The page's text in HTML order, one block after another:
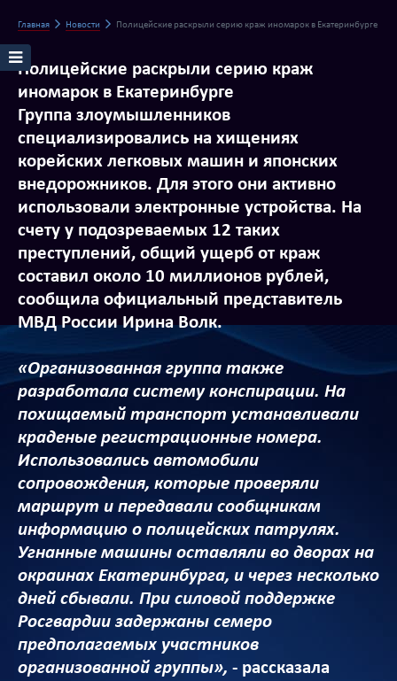
Главная Новости Полицейские раскрыли серию краж иномарок в Екатеринбурге
Полицейские раскрыли серию краж
иномарок в Екатеринбурге
Группа злоумышленников
специализировались на хищениях
корейских легковых машин и японских
внедорожников. Для этого они активно
использовали электронные устройства. На
счету у подозреваемых 12 таких
преступлений, общий ущерб от краж
составил около 10 миллионов рублей,
сообщила официальный представитель
МВД России Ирина Волк.
«Организованная группа также
разработала систему конспирации. На
похищаемый транспорт устанавливали
краденые регистрационные номера.
Использовались автомобили
сопровождения, которые проверяли
маршрут и передавали сообщникам
информацию о полицейских патрулях.
Угнанные машины оставляли во дворах на
окраинах Екатеринбурга, и через несколько
дней сбывали. При силовой поддержке
Росгвардии задержаны семеро
предполагаемых участников
организованной группы», - рассказала